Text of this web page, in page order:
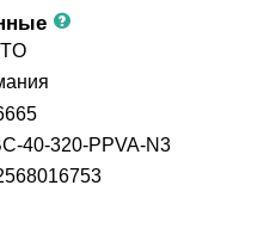
40-320-PPVA-N3